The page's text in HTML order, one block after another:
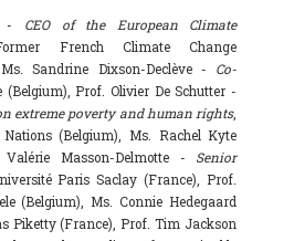
- CEO of the European Climate
French Climate Change
Sandrine Dixson-Declève - Co-
(Belgium), Prof. Olivier De Schutter -
extreme poverty and human rights,
(Belgium), Ms. Rachel Kyte
Masson-Delmotte - Senior
Paris Saclay (France), Prof.
(Belgium), Ms. Connie Hedegaard
Piketty (France), Prof. Tim Jackson